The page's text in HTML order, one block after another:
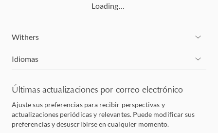
Loading…
Withers
Idiomas
Últimas actualizaciones por correo electrónico
Ajuste sus preferencias para recibir perspectivas y
actualizaciones periódicas y relevantes. Puede modificar sus
preferencias y desuscribirse en cualquier momento.